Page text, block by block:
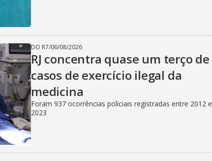
DO R7/06/08/2026
RJ concentra quase um terço de
casos de exercício ilegal da
medicina
Foram 937 ocorrências policiais registradas entre 2012 e
2023